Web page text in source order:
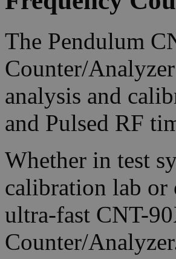
The Pendulum
Counter/
analysis and
and Pulsed RF
Whether in test
calibration lab
ultra-fast CNT-
Counter/